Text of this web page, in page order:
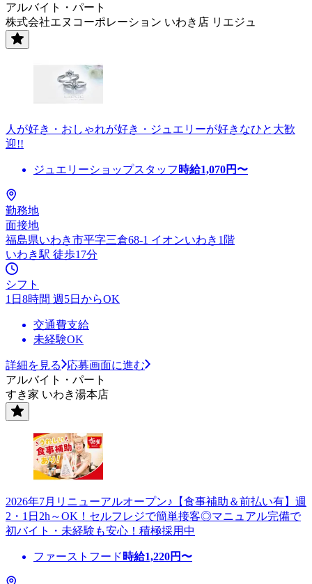
アルバイト・パート
株式会社エヌコーポレーション いわき店 リエジュ
人が好き・おしゃれが好き・ジュエリーが好きなひと大歓
迎!!
ジュエリーショップスタッフ 時給1,070円〜
勤務地
面接地
福島県いわき市平字三倉68-1 イオンいわき1階
いわき駅 徒歩17分
シフト
1日8時間 週5日からOK
交通費支給
未経験OK
詳細を見る
応募画面に進む
アルバイト・パート
すき家 いわき湯本店
2026年7月リニューアルオープン♪【食事補助＆前払い有】週
2・1日2h～OK！セルフレジで簡単接客◎マニュアル完備で
初バイト・未経験も安心！積極採用中
ファーストフード 時給1,220円〜